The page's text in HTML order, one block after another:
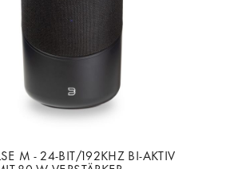
M - 24-BIT/192KHZ BI-AKTIV